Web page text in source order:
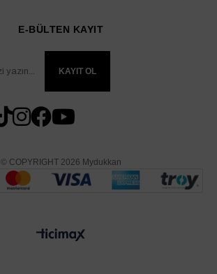
E-BÜLTEN KAYIT
KAYIT OL
© COPYRIGHT 2026 Mydukkan